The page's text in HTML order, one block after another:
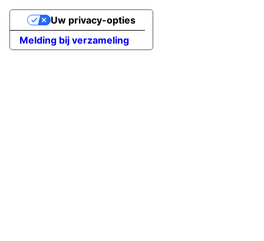
Melding bij verzameling
Uw privacy-opties